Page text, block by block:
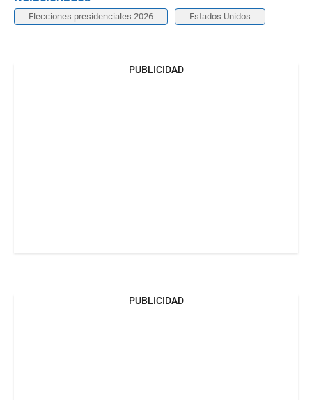
Elecciones presidenciales 2026 Estados Unidos
PUBLICIDAD
PUBLICIDAD